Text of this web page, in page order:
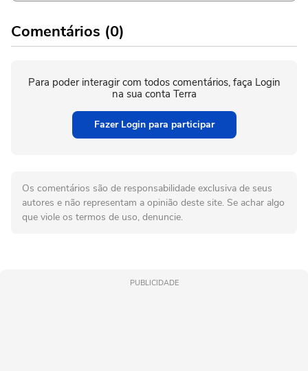
Comentários (0)
Para poder interagir com todos comentários, faça Login
na sua conta Terra
Fazer Login para participar
Os comentários são de responsabilidade exclusiva de seus
autores e não representam a opinião deste site. Se achar algo
que viole os termos de uso, denuncie.
PUBLICIDADE